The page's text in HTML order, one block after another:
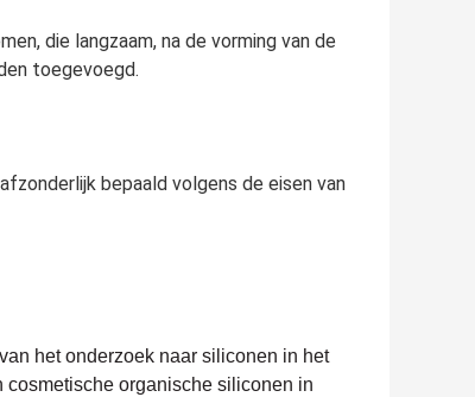
die langzaam, na de vorming van de
toegevoegd.
bepaald volgens de eisen van
het onderzoek naar siliconen in het
organische siliconen in